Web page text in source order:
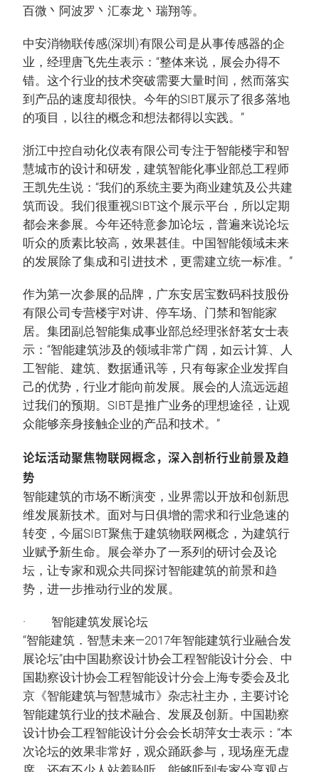
百微丶阿波罗丶汇泰龙丶瑞翔等。
中安消物联传感(深圳)有限公司是从事传感器的企
业，经理唐飞先生表示：“整体来说，展会办得不
错。这个行业的技术突破需要大量时间，然而落实
到产品的速度却很快。今年的SIBT展示了很多落地
的项目，以往的概念和想法都得以实践。”
浙江中控自动化仪表有限公司专注于智能楼宇和智
慧城市的设计和研发，建筑智能化事业部总工程师
王凯先生说：“我们的系统主要为商业建筑及公共建
筑而设。我们很重视SIBT这个展示平台，所以定期
都会来参展。今年还特意参加论坛，普遍来说论坛
听众的质素比较高，效果甚佳。中国智能领域未来
的发展除了集成和引进技术，更需建立统一标准。”
作为第一次参展的品牌，广东安居宝数码科技股份
有限公司专营楼宇对讲、停车场、门禁和智能家
居。集团副总智能集成事业部总经理张舒茗女士表
示：“智能建筑涉及的领域非常广阔，如云计算、人
工智能、建筑、数据通讯等，只有每家企业发挥自
己的优势，行业才能向前发展。展会的人流远远超
过我们的预期。SIBT是推广业务的理想途径，让观
众能够亲身接触企业的产品和技术。”
论坛活动聚焦物联网概念，深入剖析行业前景及趋
势
智能建筑的市场不断演变，业界需以开放和创新思
维发展新技术。面对与日俱增的需求和行业急速的
转变，今届SIBT聚焦于建筑物联网概念，为建筑行
业赋予新生命。展会举办了一系列的研讨会及论
坛，让专家和观众共同探讨智能建筑的前景和趋
势，进一步推动行业的发展。
· 智能建筑发展论坛
“智能建筑．智慧未来—2017年智能建筑行业融合发
展论坛”由中国勘察设计协会工程智能设计分会、中
国勘察设计协会工程智能设计分会上海专委会及北
京《智能建筑与智慧城市》杂志社主办，主要讨论
智能建筑行业的技术融合、发展及创新。中国勘察
设计协会工程智能设计分会会长胡萍女士表示：“本
次论坛的效果非常好，观众踊跃参与，现场座无虚